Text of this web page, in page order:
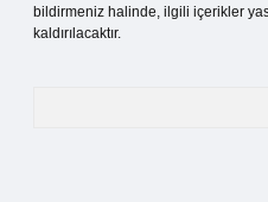
bildirmeniz halinde, ilgili içerikler
kaldırılacaktır.